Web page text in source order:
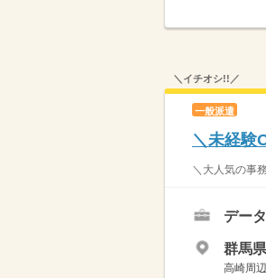
＼イチオシ!!／
一般派遣
＼未経験
＼大人気の事
デー
群馬
高崎周